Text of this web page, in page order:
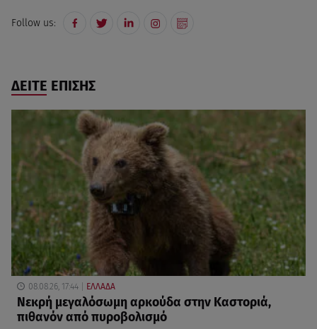
Follow us:
ΔΕΙΤΕ ΕΠΙΣΗΣ
08.08.26, 17:44 ΕΛΛΑΔΑ
Νεκρή μεγαλόσωμη αρκούδα στην Καστοριά,
πιθανόν από πυροβολισμό